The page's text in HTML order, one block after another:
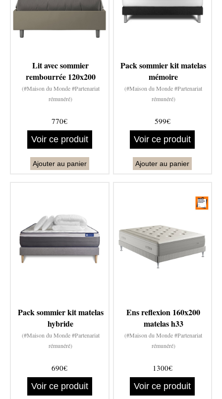
Lit avec sommier
rembourrée 120x200
(#Maison du Monde #Partenariat
rémunéré)
770€
Voir ce produit
Ajouter au panier
Pack sommier kit matelas
mémoire
(#Maison du Monde #Partenariat
rémunéré)
599€
Voir ce produit
Ajouter au panier
Pack sommier kit matelas
hybride
(#Maison du Monde #Partenariat
rémunéré)
690€
Voir ce produit
Ens reflexion 160x200
matelas h33
(#Maison du Monde #Partenariat
rémunéré)
1300€
Voir ce produit